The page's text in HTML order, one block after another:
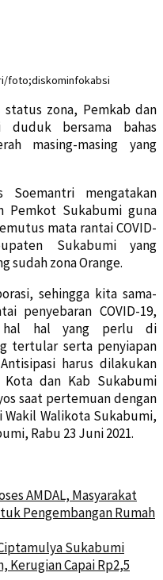
foto;diskominfokabsi
status zona, Pemkab dan
duduk bersama bahas
masing-masing yang
mengatakan
Pemkot Sukabumi guna
mata rantai COVID-
Sukabumi yang
sudah zona Orange.
sehingga kita sama-
penyebaran COVID-19,
hal hal yang perlu di
tertular serta penyiapan
harus dilakukan
dan Kab Sukabumi
saat pertemuan dengan
Walikota Sukabumi,
Rabu 23 Juni 2021.
AMDAL, Masyarakat
Pengembangan Rumah
Sukabumi
Kerugian Capai Rp2,5